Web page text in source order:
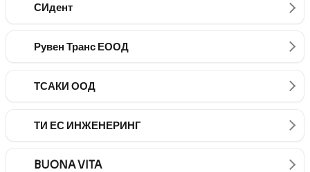
СИдент
Рувен Транс ЕООД
ТСАКИ ООД
ТИ ЕС ИНЖЕНЕРИНГ
BUONA VITA